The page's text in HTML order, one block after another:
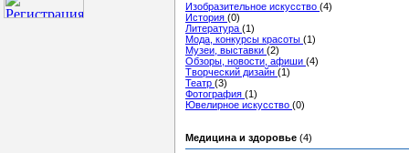
Изобразительное искусство (4)
История (0)
Литература (1)
Мода, конкурсы красоты (1)
Музеи, выставки (2)
Обзоры, новости, афиши (4)
Творческий дизайн (1)
Театр (3)
Фотография (1)
Ювелирное искусство (0)
Медицина и здоровье (4)